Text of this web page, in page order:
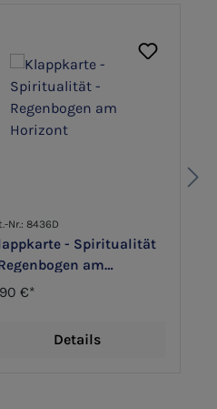
Nr.: 8436D
- Spiritualität
am
€*
Details